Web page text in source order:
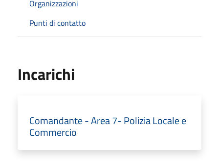
Organizzazioni
Punti di contatto
Incarichi
Comandante - Area 7- Polizia Locale e
Commercio